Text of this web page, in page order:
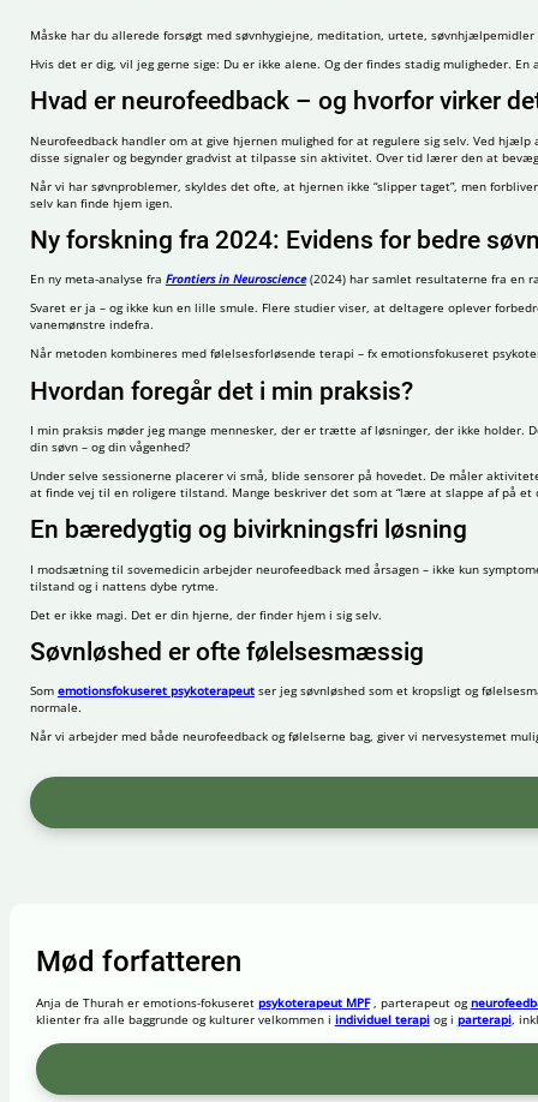
Måske har du allerede forsøgt med søvnhygiejne, meditation, urtete,
Hvis det er dig, vil jeg gerne sige: Du er ikke alene. Og der findes stadig muligheder. En
Hvad er neurofeedback – og hvorfor virker
Neurofeedback handler om at give hjernen mulighed for at regulere sig selv. Ved
disse signaler og begynder gradvist at tilpasse sin aktivitet. Over tid lærer den at
Når vi har søvnproblemer, skyldes det ofte, at hjernen ikke “slipper taget”, men
selv kan finde hjem igen.
Ny forskning fra 2024: Evidens for bedre
En ny meta-analyse fra Frontiers in Neuroscience(2024) har samlet resultaterne fra en
Svaret er ja – og ikke kun en lille smule. Flere studier viser, at deltagere oplever
vanemønstre indefra.
Når metoden kombineres med følelsesforløsende terapi – fx emotionsfokuseret
Hvordan foregår det i min praksis?
I min praksis møder jeg mange mennesker, der er trætte af løsninger, der ikke holder.
din søvn – og din vågenhed?
Under selve sessionerne placerer vi små, blide sensorer på hovedet. De måler
at finde vej til en roligere tilstand. Mange beskriver det som at “lære at slappe af på et
En bæredygtig og bivirkningsfri løsning
I modsætning til sovemedicin arbejder neurofeedback med årsagen – ikke kun
tilstand og i nattens dybe rytme.
Det er ikke magi. Det er din hjerne, der finder hjem i sig selv.
Søvnløshed er ofte følelsesmæssig
Som emotionsfokuseret psykoterapeutser jeg søvnløshed som et kropsligt og
normale.
Når vi arbejder med både neurofeedback og følelserne bag, giver vi nervesystemet
Mød forfatteren
Anja de Thurah er emotions-fokuseret psykoterapeutMPF, parterapeutog
klienter fra alle baggrunde og kulturer velkommen i individuel terapiog i parterapi,